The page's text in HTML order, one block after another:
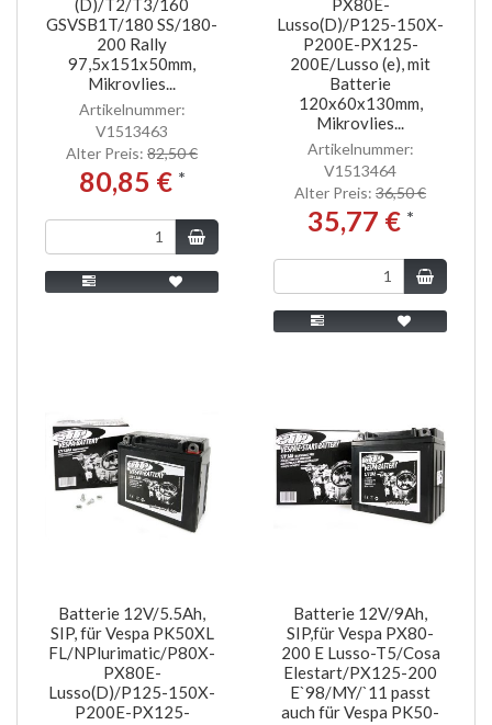
GSVSB1T/180 SS/180-
200 Rally
97,5x151x50mm,
Mikrovlies...
Artikelnummer:
V1513463
Alter Preis: 82,50 €
80,85 € *
Lusso(D)/P125-150X-
P200E-PX125-
200E/Lusso (e), mit
Batterie
120x60x130mm,
Mikrovlies...
Artikelnummer:
V1513464
Alter Preis: 36,50 €
35,77 € *
Batterie 12V/5.5Ah,
SIP, für Vespa PK50XL
FL/NPlurimatic/P80X-
PX80E-
Lusso(D)/P125-150X-
P200E-PX125-
Batterie 12V/9Ah,
SIP,für Vespa PX80-
200 E Lusso-T5/Cosa
Elestart/PX125-200
E`98/MY/`11 passt
auch für Vespa PK50-